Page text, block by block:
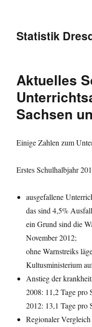
Statistik
Aktuelles
Sachsen
Einige Zahlen zum
Erstes Schulhalbjahr
ausgefallene
das sind 4,5%
ein Grund sind die
November 2012;
ohne Warnstreiks
Kultusministerium
Anstieg der
2008: 11,2 Tage pro
2012: 13,1 Tage pro
Regionaler